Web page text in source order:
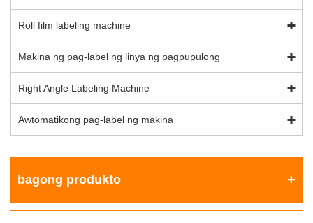
Roll film labeling machine
Makina ng pag-label ng linya ng pagpupulong
Right Angle Labeling Machine
Awtomatikong pag-label ng makina
bagong produkto